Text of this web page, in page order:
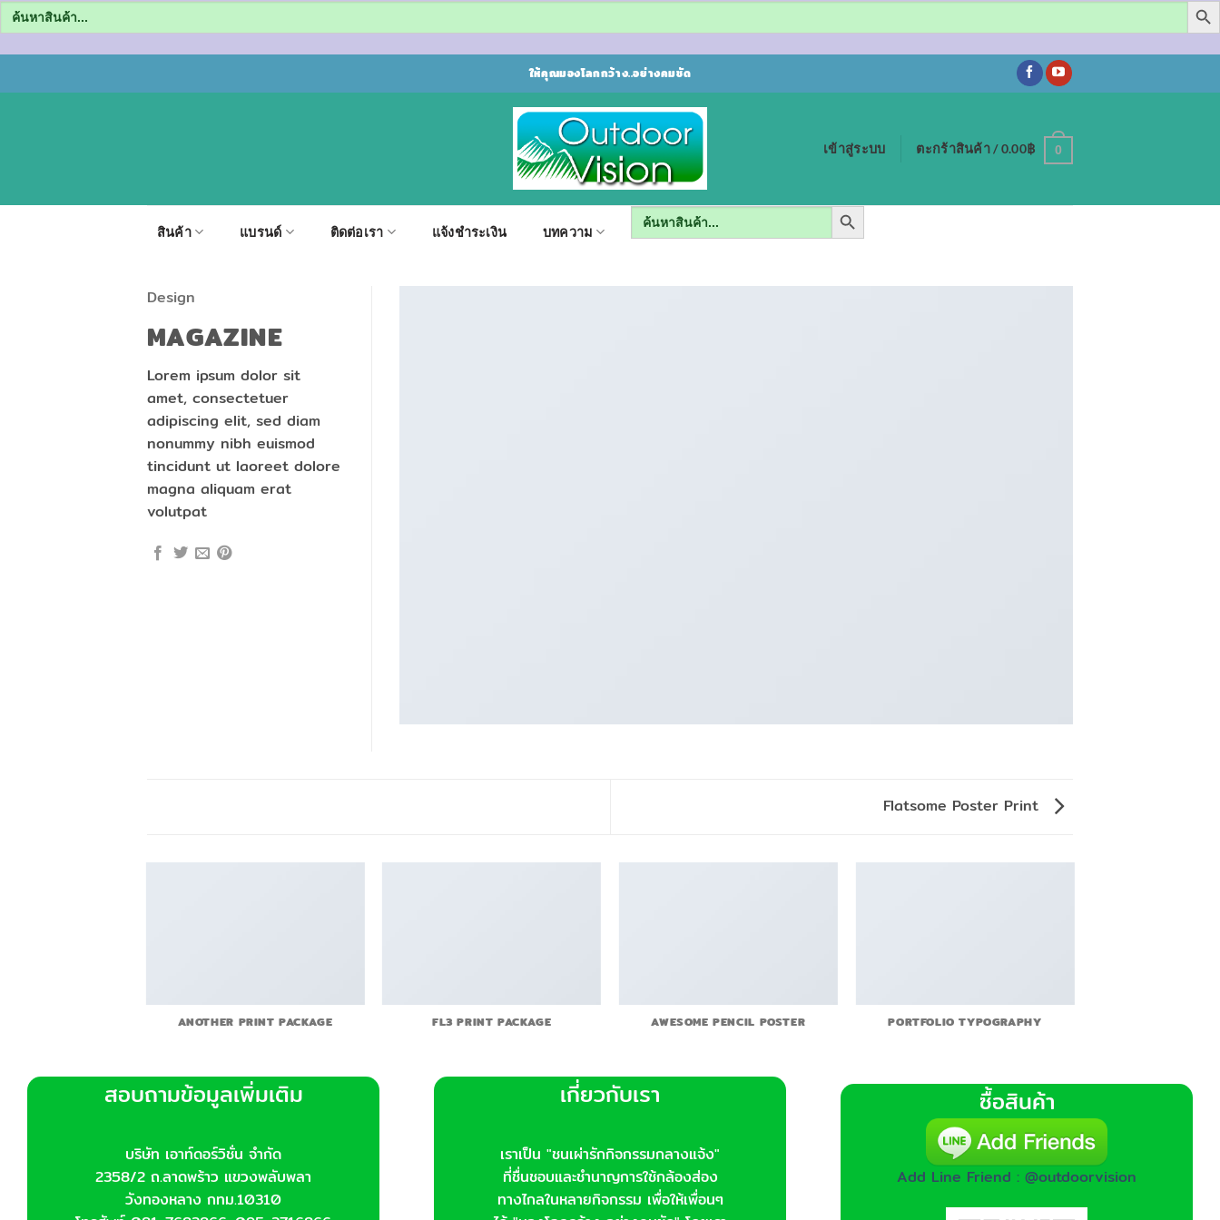
Search
for:
ไป
ให้คุณมองโลกกว้าง..อย่างคมชัด
เข้าสู่ระบบ ตะกร้าสินค้า /0.00฿ 0
สินค้า แบรนด์ ติดต่อเรา แจ้งชำระเงิน บทความ
Search
for:
SEARCH BUTTON
Design
MAGAZINE
Lorem ipsum dolor sit
amet, consectetuer
adipiscing elit, sed diam
nonummy nibh euismod
tincidunt ut laoreet dolore
magna aliquam erat
volutpat
Flatsome Poster Print
ANOTHER PRINT PACKAGE FL3 PRINT PACKAGE AWESOME PENCIL POSTER PORTFOLIO TYPOGRAPHY
สอบถามข้อมูลเพิ่มเติม
บริษัท เอาท์ดอร์วิชั่น จำกัด
2358/2 ถ.ลาดพร้าว แขวงพลับพลา
วังทองหลาง กทม.10310
เกี่ยวกับเรา
เราเป็น "ชนเผ่ารักกิจกรรมกลางแจ้ง"
ที่ชื่นชอบและชำนาญการใช้กล้องส่อง
ทางไกลในหลายกิจกรรม เพื่อให้เพื่อนๆ
ซื้อสินค้า
Add Line Friend : @outdoorvision